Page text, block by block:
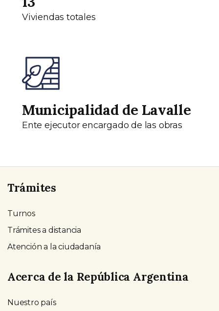
Viviendas totales
Municipalidad de Lavalle
Ente ejecutor encargado de las obras
Trámites
Turnos
Trámites a distancia
Atención a la ciudadanía
Acerca de la República Argentina
Nuestro país